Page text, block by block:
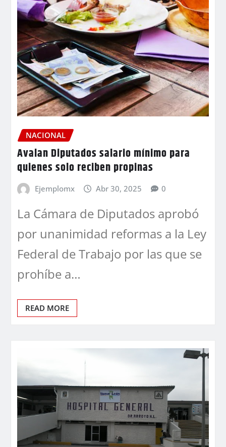
NACIONAL
Avalan Diputados salario mínimo para
quienes solo reciben propinas
Ejemplomx Abr 30, 2025 0
La Cámara de Diputados aprobó
por unanimidad reformas a la Ley
Federal de Trabajo por las que se
prohíbe a…
READ MORE